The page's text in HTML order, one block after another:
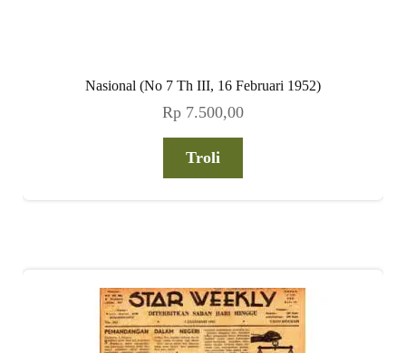
Nasional (No 7 Th III, 16 Februari 1952)
Rp 7.500,00
Troli